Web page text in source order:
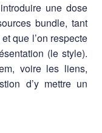
une dose
bundle, tant
que l’on respecte
(le style).
voire les liens,
d’y mettre un